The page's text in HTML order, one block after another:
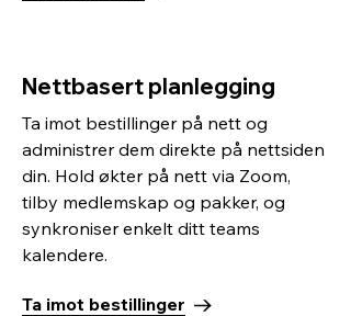
Nettbasert planlegging
Ta imot bestillinger på nett og
administrer dem direkte på nettsiden
din. Hold økter på nett via Zoom,
tilby medlemskap og pakker, og
synkroniser enkelt ditt teams
kalendere.
Ta imot bestillinger